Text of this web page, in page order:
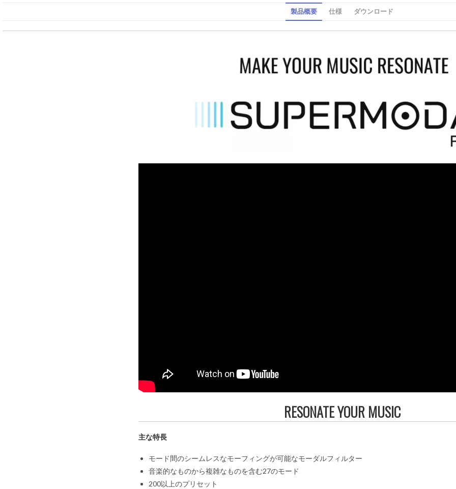
製品概要 仕様 ダウンロード
RESONATE YOUR MUSIC
主な特長
モード間のシームレスなモーフィングが可能なモーダルフィルター
音楽的なものから複雑なものを含む27のモード
200以上のプリセット